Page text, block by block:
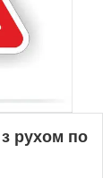
рухом по